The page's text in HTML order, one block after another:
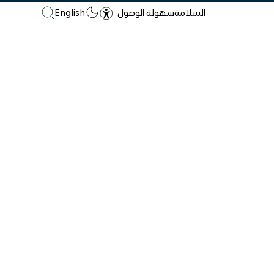
السلامةسهولة الوصول English